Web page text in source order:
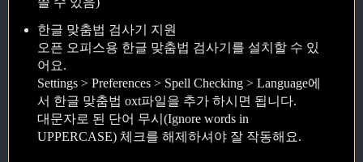
한글 맞춤법 검사기 지원
오픈 오피스용 한글 맞춤법 검사기를 설치할 수 있
어요.
Settings > Preferences > Spell Checking > Language에
서 한글 맞춤법 oxt파일을 추가 하시면 됩니다.
대문자로 된 단어 무시(Ignore words in
UPPERCASE) 체크를 해제하셔야 잘 작동해요.